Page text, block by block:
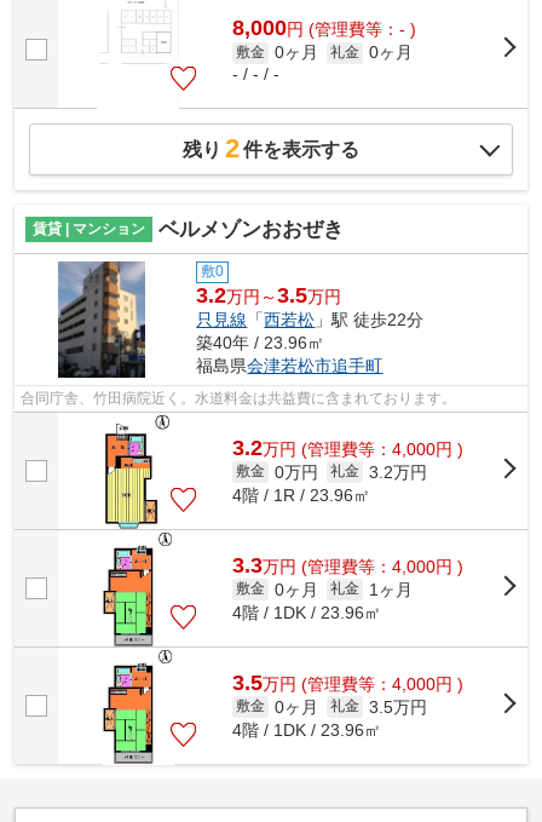
8,000円 (管理費等：- )
敷金 0ヶ月 礼金 0ヶ月
- / - / -
残り 2件を表示する
賃貸 | マンション ベルメゾンおおぜき
敷0
3.2万円～3.5万円
只見線 「西若松 」駅 徒歩22分
築40年 / 23.96㎡
福島県会津若松市追手町
合同庁舎、竹田病院近く。水道料金は共益費に含まれております。
3.2万円 (管理費等：4,000円 )
敷金 0万円 礼金 3.2万円
4階 / 1R / 23.96㎡
3.3万円 (管理費等：4,000円 )
敷金 0ヶ月 礼金
1ヶ月
4階 / 1DK / 23.96㎡
3.5万円 (管理費等：4,000円 )
敷金 0ヶ月 礼金 3.5万円
4階 / 1DK / 23.96㎡